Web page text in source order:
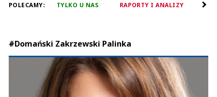
POLECAMY: TYLKO U NAS RAPORTY I ANALIZY
#Domański Zakrzewski Palinka